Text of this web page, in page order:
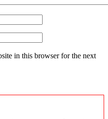
in this browser for the next